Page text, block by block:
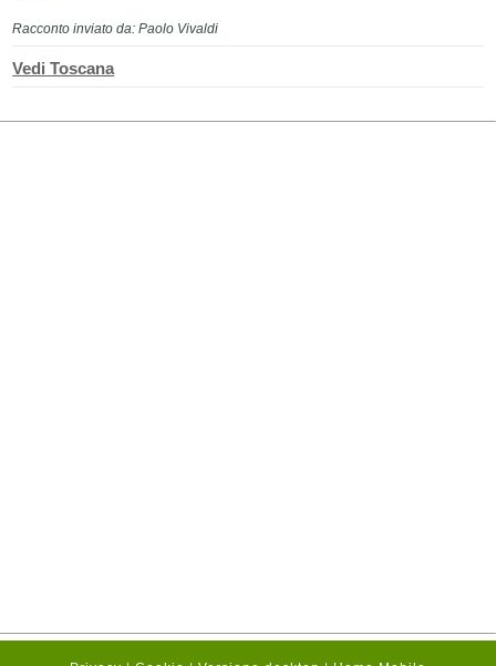
Racconto inviato da: Paolo Vivaldi
Vedi Toscana